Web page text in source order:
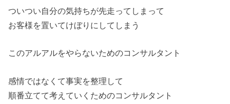
ついつい自分の気持ちが先走ってしまって
お客様を置いてけぼりにしてしまう
このアルアルをやらないためのコンサルタント
感情ではなくて事実を整理して
順番立てて考えていくためのコンサルタント